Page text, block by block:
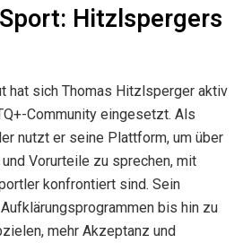
Hitzlspergers
hat sich Thomas Hitzlsperger aktiv
Community eingesetzt. Als
nutzt er seine Plattform, um über
Vorurteile zu sprechen, mit
konfrontiert sind. Sein
bis hin zu
mehr Akzeptanz und